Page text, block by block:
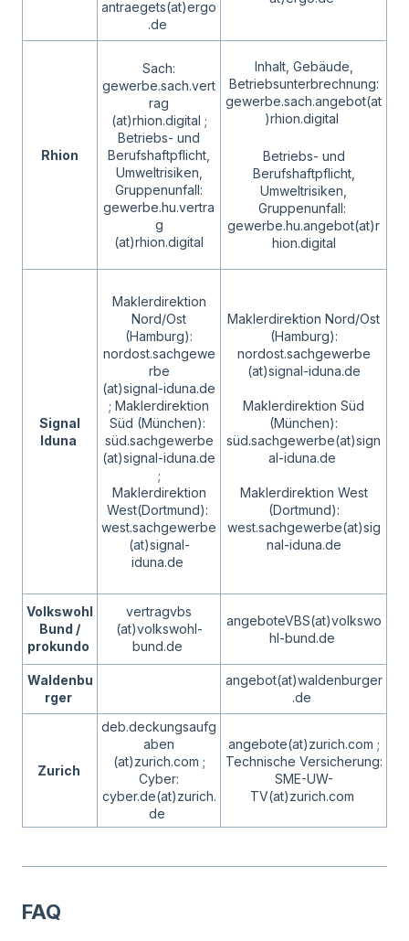
antraegets(at)ergo
.de
Rhion
Sach:
gewerbe.sach.vert
rag
(at)rhion.digital ;
Betriebs- und
Berufshaftpflicht,
Umweltrisiken,
Gruppenunfall:
gewerbe.hu.vertra
g
(at)rhion.digital
Inhalt, Gebäude,
Betriebsunterbrechnung:
gewerbe.sach.angebot(at
)rhion.digital
Betriebs- und
Berufshaftpflicht,
Umweltrisiken,
Gruppenunfall:
gewerbe.hu.angebot(at)r
hion.digital
Signal
Iduna
Maklerdirektion
Nord/Ost
(Hamburg):
nordost.sachgewe
rbe
(at)signal-iduna.de
; Maklerdirektion
Süd (München):
süd.sachgewerbe
(at)signal-iduna.de
;
Maklerdirektion
West(Dortmund):
west.sachgewerbe
(at)signal-
iduna.de
Maklerdirektion Nord/Ost
(Hamburg):
nordost.sachgewerbe
(at)signal-iduna.de
Maklerdirektion Süd
(München):
süd.sachgewerbe(at)sign
al-iduna.de
Maklerdirektion West
(Dortmund):
west.sachgewerbe(at)sig
nal-iduna.de
Volkswohl
Bund /
prokundo
vertragvbs
(at)volkswohl-
bund.de
angeboteVBS(at)volkswo
hl-bund.de
Waldenbu
rger
angebot(at)waldenburger
.de
Zurich
deb.deckungsaufg
aben
(at)zurich.com ;
Cyber:
cyber.de(at)zurich.
de
angebote(at)zurich.com ;
Technische Versicherung:
SME-UW-
TV(at)zurich.com
FAQ